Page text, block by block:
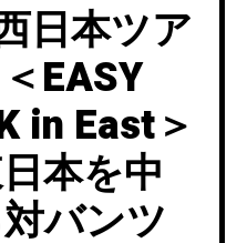
日本ツア
EASY
in East＞
本を中
バンツ